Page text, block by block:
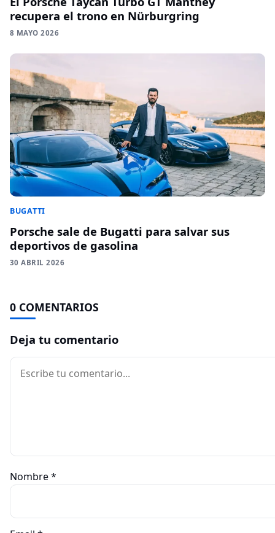
recupera el trono en Nürburgring
8 MAYO 2026
BUGATTI
Porsche sale de Bugatti para salvar sus
deportivos de gasolina
30 ABRIL 2026
0 COMENTARIOS
Deja tu comentario
Comentario
Nombre*